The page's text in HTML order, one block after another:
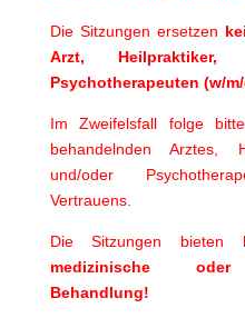
Die Sitzungen ersetzen
Arzt, Heilpraktiker,
Psychotherapeuten (w/
Im Zweifelsfall folge
behandelnden Arztes,
und/oder
Vertrauens.
Die Sitzungen bieten
medizinische oder
Behandlung!